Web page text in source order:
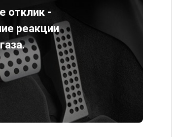
отклик -
реакции